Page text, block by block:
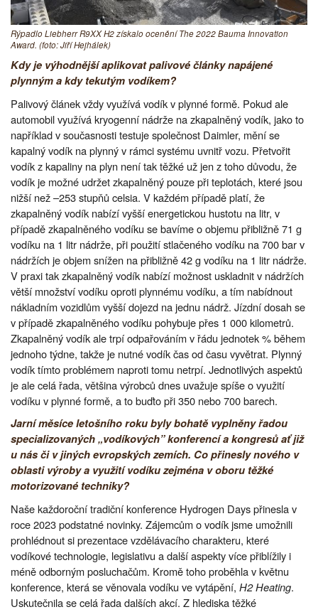
Rýpadlo Liebherr R9XX H2 získalo ocenění The 2022 Bauma Innovation
Award. (foto: Jiří Hejhálek)
Kdy je výhodnější aplikovat palivové články napájené
plynným a kdy tekutým vodíkem?
Palivový článek vždy využívá vodík v plynné formě. Pokud ale
automobil využívá kryogenní nádrže na zkapalněný vodík, jako to
například v současnosti testuje společnost Daimler, mění se
kapalný vodík na plynný v rámci systému uvnitř vozu. Přetvořit
vodík z kapaliny na plyn není tak těžké už jen z toho důvodu, že
vodík je možné udržet zkapalněný pouze při teplotách, které jsou
nižší než –253 stupňů celsia. V každém případě platí, že
zkapalněný vodík nabízí vyšší energetickou hustotu na litr, v
případě zkapalněného vodíku se bavíme o objemu přibližně 71 g
vodíku na 1 litr nádrže, při použití stlačeného vodíku na 700 bar v
nádržích je objem snížen na přibližně 42 g vodíku na 1 litr nádrže.
V praxi tak zkapalněný vodík nabízí možnost uskladnit v nádržích
větší množství vodíku oproti plynnému vodíku, a tím nabídnout
nákladním vozidlům vyšší dojezd na jednu nádrž. Jízdní dosah se
v případě zkapalněného vodíku pohybuje přes 1 000 kilometrů.
Zkapalněný vodík ale trpí odpařováním v řádu jednotek % během
jednoho týdne, takže je nutné vodík čas od času vyvětrat. Plynný
vodík tímto problémem naproti tomu netrpí. Jednotlivých aspektů
je ale celá řada, většina výrobců dnes uvažuje spíše o využití
vodíku v plynné formě, a to buďto při 350 nebo 700 barech.
Jarní měsíce letošního roku byly bohatě vyplněny řadou
specializovaných „vodíkových” konferencí a kongresů ať již
u nás či v jiných evropských zemích. Co přinesly nového v
oblasti výroby a využití vodíku zejména v oboru těžké
motorizované techniky?
Naše každoroční tradiční konference Hydrogen Days přinesla v
roce 2023 podstatné novinky. Zájemcům o vodík jsme umožnili
prohlédnout si prezentace vzdělávacího charakteru, které
vodíkové technologie, legislativu a další aspekty více přiblížily i
méně odborným posluchačům. Kromě toho proběhla v květnu
konference, která se věnovala vodíku ve vytápění, H2 Heating.
Uskutečnila se celá řada dalších akcí. Z hlediska těžké